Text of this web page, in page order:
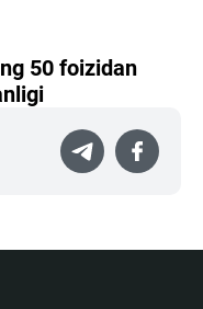
50 foizidan